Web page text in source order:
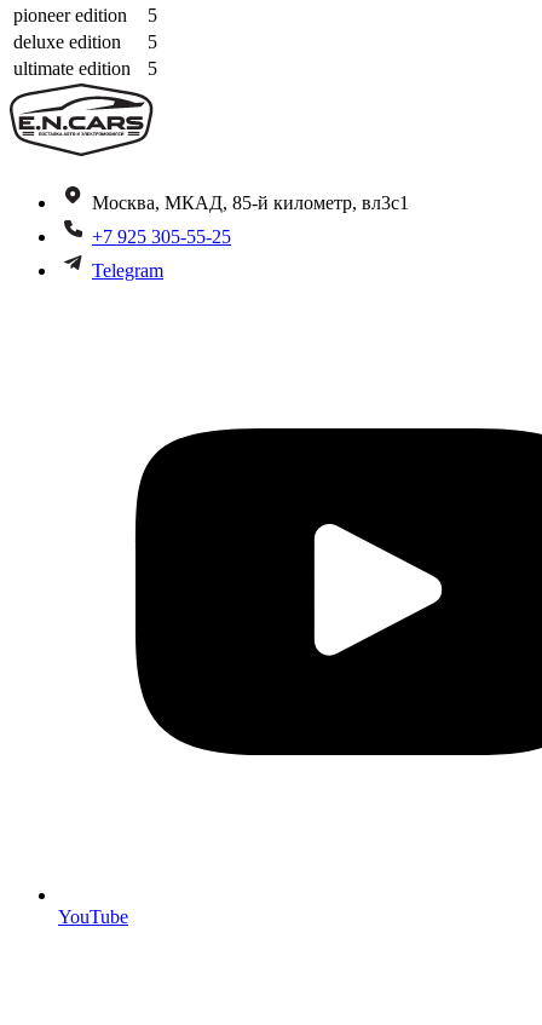
pioneer edition
5
deluxe edition
5
ultimate edition
5
Москва, МКАД, 85-й километр, вл3с1
+7 925 305-55-25
Telegram
YouTube